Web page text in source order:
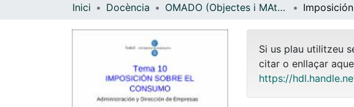
Inici Docència OMADO (Objectes i MAterials DOcents)
Si us plau utilitzeu
citar o enllaçar
https://